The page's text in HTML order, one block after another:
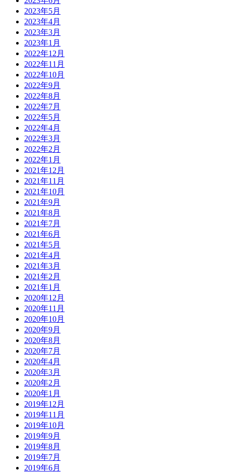
2023年5月
2023年4月
2023年3月
2023年1月
2022年12月
2022年11月
2022年10月
2022年9月
2022年8月
2022年7月
2022年5月
2022年4月
2022年3月
2022年2月
2022年1月
2021年12月
2021年11月
2021年10月
2021年9月
2021年8月
2021年7月
2021年6月
2021年5月
2021年4月
2021年3月
2021年2月
2021年1月
2020年12月
2020年11月
2020年10月
2020年9月
2020年8月
2020年7月
2020年4月
2020年3月
2020年2月
2020年1月
2019年12月
2019年11月
2019年10月
2019年9月
2019年8月
2019年7月
2019年6月